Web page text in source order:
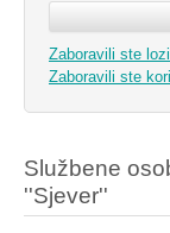
Zaboravili ste
Zaboravili ste
Službene
''Sjever''